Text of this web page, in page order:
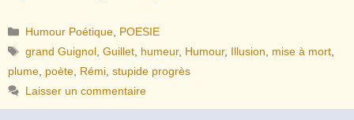
Catégories
Humour Poétique POESIE
Étiquettes
grand Guignol ,Guillet humeur, Humour, Illusion mise à mort
plume poète Rémi stupide progrès
Laisser un commentaire